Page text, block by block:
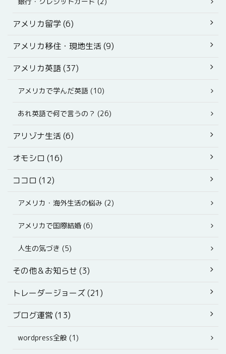
アメリカ留学 (6)
アメリカ移住・現地生活 (9)
アメリカ英語 (37)
アメリカで学んだ英語 (10)
あれ英語で何で言うの？ (26)
アリゾナ生活 (6)
オモシロ (16)
ココロ (12)
アメリカ・海外生活の悩み (2)
アメリカで国際結婚 (6)
人生の気づき (5)
その他＆お知らせ (3)
トレーダージョーズ (21)
ブログ運営 (13)
wordpress全般 (1)